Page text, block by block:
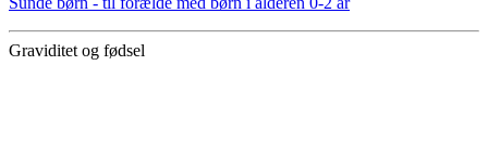
Graviditet og fødsel